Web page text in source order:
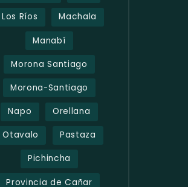
Los Ríos Machala
Manabí
Morona Santiago
Morona-Santiago
Napo Orellana
Otavalo Pastaza
Pichincha
Provincia de Cañar